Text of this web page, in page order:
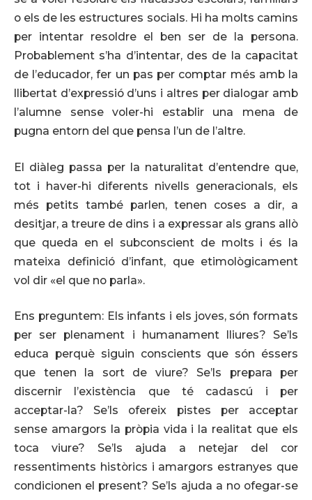
o els de les estructures socials. Hi ha molts camins
per intentar resoldre el ben ser de la persona.
Probablement s’ha d’intentar, des de la capacitat
de l’educador, fer un pas per comptar més amb la
llibertat d’expressió d’uns i altres per dialogar amb
l’alumne sense voler-hi establir una mena de
pugna entorn del que pensa l’un de l’altre.
El diàleg passa per la naturalitat d’entendre que,
tot i haver-hi diferents nivells generacionals, els
més petits també parlen, tenen coses a dir, a
desitjar, a treure de dins i a expressar als grans allò
que queda en el subconscient de molts i és la
mateixa definició d’infant, que etimològicament
vol dir «el que no parla».
Ens preguntem: Els infants i els joves, són formats
per ser plenament i humanament lliures? Se’ls
educa perquè siguin conscients que són éssers
que tenen la sort de viure? Se’ls prepara per
discernir l’existència que té cadascú i per
acceptar-la? Se’ls ofereix pistes per acceptar
sense amargors la pròpia vida i la realitat que els
toca viure? Se’ls ajuda a netejar del cor
ressentiments històrics i amargors estranyes que
condicionen el present? Se’ls ajuda a no ofegar-se